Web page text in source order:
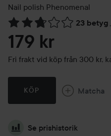
Nail polish Phenomenal
23 betyg ,
Hoppa till Betyg &
179 kr
Fri frakt vid köp från 300 kr,
KÖP Matcha
Se prishistorik